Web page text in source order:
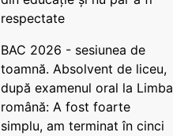
respectate
BAC 2026 - sesiunea de
toamnă. Absolvent de liceu,
după examenul oral la Limba
română: A fost foarte
simplu, am terminat în cinci